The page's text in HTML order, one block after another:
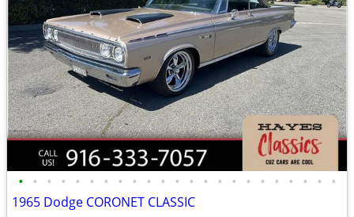
• • • • • • • • • • • • • • • • • • • • • • •
1965 Dodge CORONET CLASSIC